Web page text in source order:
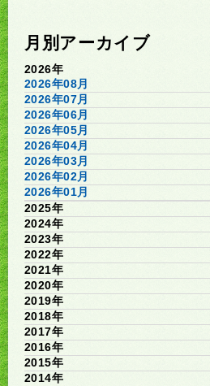
月別アーカイブ
2026年
2026年08月
2026年07月
2026年06月
2026年05月
2026年04月
2026年03月
2026年02月
2026年01月
2025年
2024年
2023年
2022年
2021年
2020年
2019年
2018年
2017年
2016年
2015年
2014年